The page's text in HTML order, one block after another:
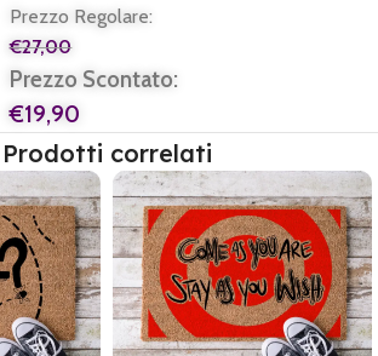
Prezzo Regolare:
€27,00
Prezzo Scontato:
€19,90
Prodotti correlati